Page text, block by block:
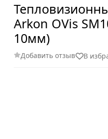
Arkon OVis
10мм)
Добавить отзыв В